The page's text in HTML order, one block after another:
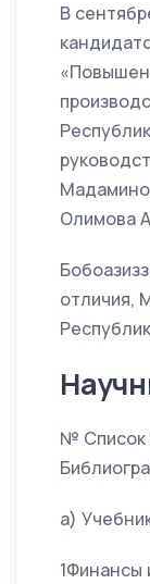
В
Олимова
отличия,
№ Список
а)
1Финансы